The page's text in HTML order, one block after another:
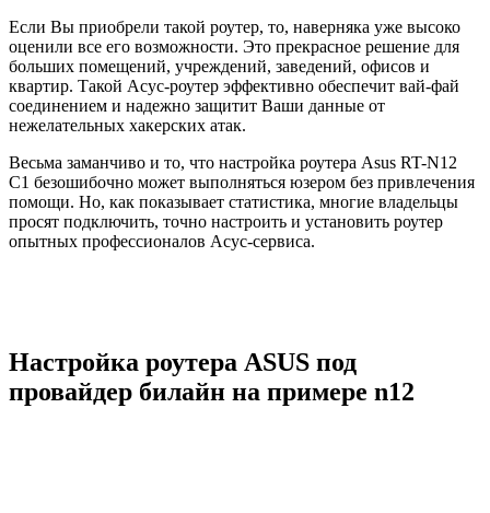
Если Вы приобрели такой роутер, то, наверняка уже высоко
оценили все его возможности. Это прекрасное решение для
больших помещений, учреждений, заведений, офисов и
квартир. Такой Асус-роутер эффективно обеспечит вай-фай
соединением и надежно защитит Ваши данные от
нежелательных хакерских атак.
Весьма заманчиво и то, что настройка роутера Asus RT-N12
C1 безошибочно может выполняться юзером без привлечения
помощи. Но, как показывает статистика, многие владельцы
просят подключить, точно настроить и установить роутер
опытных профессионалов Асус-сервиса.
Настройка роутера ASUS под
провайдер билайн на примере n12